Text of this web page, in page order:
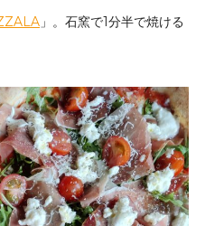
」。石窯で1分半で焼ける